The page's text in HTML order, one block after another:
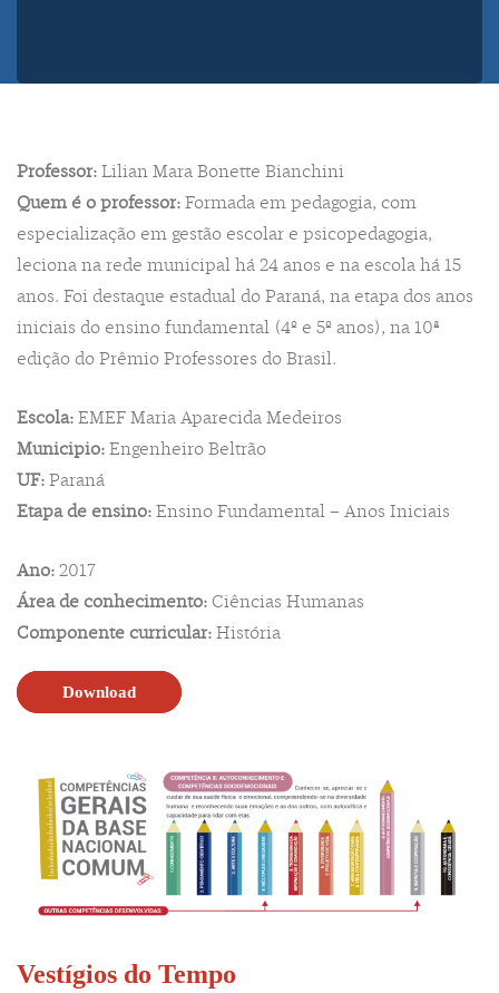
Professor: Lilian Mara Bonette Bianchini
Quem é o professor: Formada em pedagogia, com
especialização em gestão escolar e psicopedagogia,
leciona na rede municipal há 24 anos e na escola há 15
anos. Foi destaque estadual do Paraná, na etapa dos anos
iniciais do ensino fundamental (4º e 5º anos), na 10ª
edição do Prêmio Professores do Brasil.
Escola: EMEF Maria Aparecida Medeiros
Municipio: Engenheiro Beltrão
UF: Paraná
Etapa de ensino: Ensino Fundamental – Anos Iniciais
Ano: 2017
Área de conhecimento: Ciências Humanas
Componente curricular: História
Download
Vestígios do Tempo